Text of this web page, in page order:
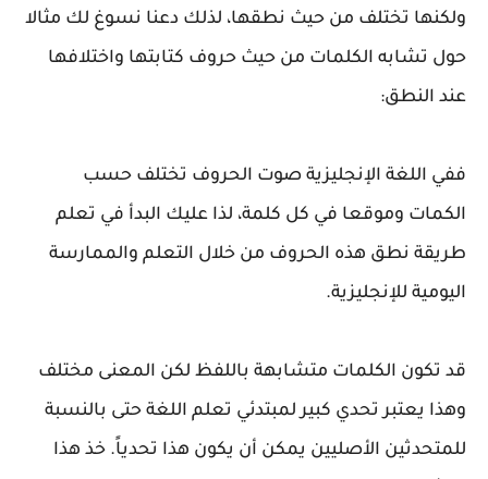
ولكنها تختلف من حيث نطقها، لذلك دعنا نسوغ لك مثالا
حول تشابه الكلمات من حيث حروف كتابتها واختلافها
عند النطق:
ففي اللغة الإنجليزية صوت الحروف تختلف حسب
الكمات وموقعا في كل كلمة، لذا عليك البدأ في تعلم
طريقة نطق هذه الحروف من خلال التعلم والممارسة
اليومية للإنجليزية.
قد تكون الكلمات متشابهة باللفظ لكن المعنى مختلف
وهذا يعتبر تحدي كبير لمبتدئي تعلم اللغة حتى بالنسبة
للمتحدثين الأصليين يمكن أن يكون هذا تحدياً. خذ هذا